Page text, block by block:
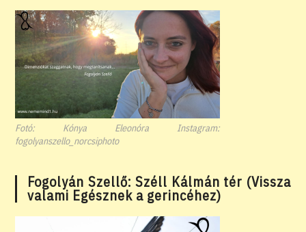
Fotó: Kónya Eleonóra Instagram:
fogolyanszello_norcsiphoto
Fogolyán Szellő: Széll Kálmán tér (Vissza
valami Egésznek a gerincéhez)